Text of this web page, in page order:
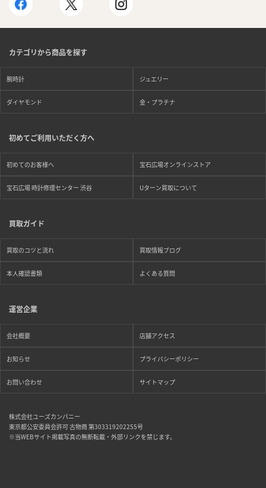
カテゴリから商品を探す
腕時計 ジュエリー
ダイヤモンド 金・プラチナ
初めてご利用いただく方へ
初めてのお客様へ 宝石広場オンラインストア
宝石広場 時計修理センター 渋谷 Uターン買取について
買取ガイド
買取のコツと流れ 買取情報ブログ
本人確認書類 よくある質問
運営企業
会社概要 店舗アクセス
お知らせ プライバシーポリシー
お問い合わせ サイトマップ
株式会社ユーズカンパニー
東京都公安委員会許可 古物商 第303319202255号
※当WEBサイト掲載写真の無断転載・外部リンクを禁じます。